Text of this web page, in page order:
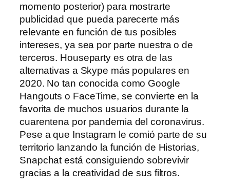
momento posterior) para mostrarte
publicidad que pueda parecerte más
relevante en función de tus posibles
intereses, ya sea por parte nuestra o de
terceros. Houseparty es otra de las
alternativas a Skype más populares en
2020. No tan conocida como Google
Hangouts o FaceTime, se convierte en la
favorita de muchos usuarios durante la
cuarentena por pandemia del coronavirus.
Pese a que Instagram le comió parte de su
territorio lanzando la función de Historias,
Snapchat está consiguiendo sobrevivir
gracias a la creatividad de sus filtros.